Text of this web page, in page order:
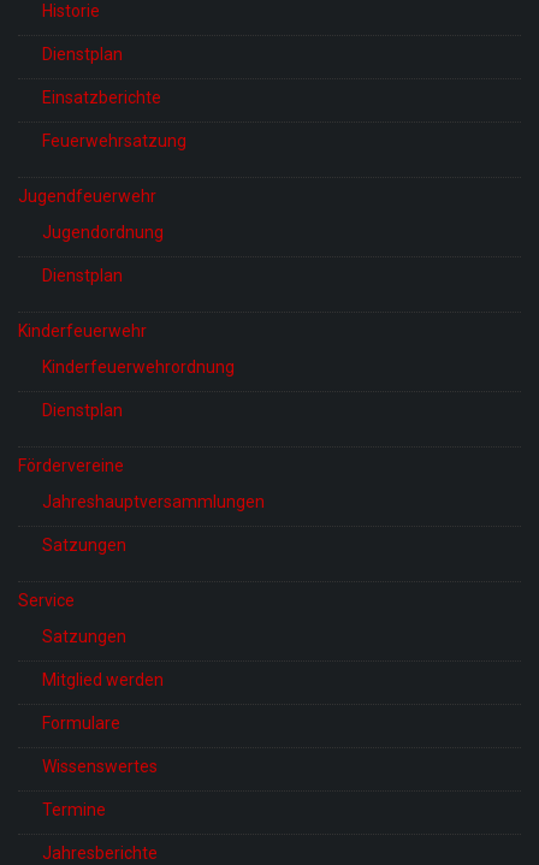
Historie
Dienstplan
Einsatzberichte
Feuerwehrsatzung
Jugendfeuerwehr
Jugendordnung
Dienstplan
Kinderfeuerwehr
Kinderfeuerwehrordnung
Dienstplan
Fördervereine
Jahreshauptversammlungen
Satzungen
Service
Satzungen
Mitglied werden
Formulare
Wissenswertes
Termine
Jahresberichte